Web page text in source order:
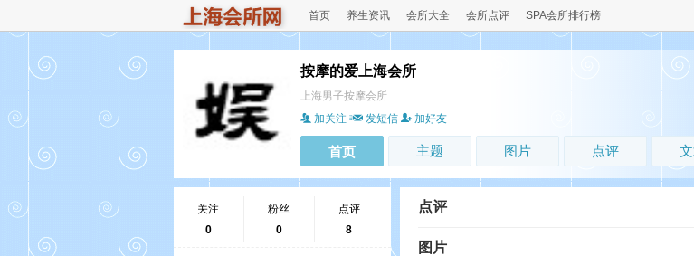
首页 养生资讯 会所大全 会所点评 SPA会所排行榜
按摩的爱上海会所
上海男子按摩会所
加关注
发短信 加好友
首页 主题 图片 点评
关注
0
粉丝
0
点评
8
点评
图片